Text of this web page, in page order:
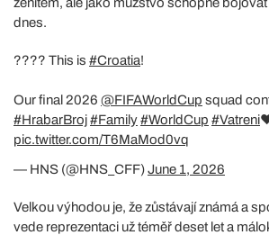
dnes.
???? This is #Croatia!
Our final 2026 @FIFAWorldCup squad
#HrabarBroj#Family#WorldCup #Vatreni
pic.twitter.com/T6MaMod0vq
— HNS (@HNS_CFF)June 1, 2026
Velkou výhodou je, že zůstávají známá a
vede reprezentaci už téměř deset let a